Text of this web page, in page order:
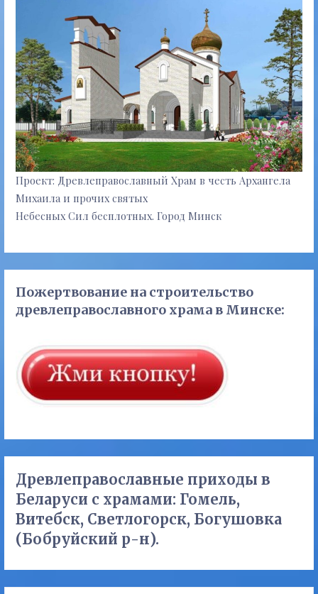
Проект: Древлеправославный Храм в честь Архангела
Михаила и прочих святых
Небесных Сил бесплотных. Город Минск
Пожертвование на строительство
древлеправославного храма в Минске:
Древлеправославные приходы в
Беларуси с храмами: Гомель,
Витебск, Светлогорск, Богушовка
(Бобруйский р-н).